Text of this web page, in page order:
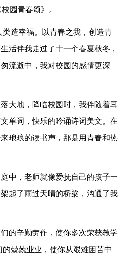
园青春颂》。
造幸福。以青春之我，创造青
活伴我走过了十一个春夏秋冬，
流逝中，我对校园的感情更深
大地，降临校园时，我伴随着耳
单词，快乐的吟诵诗词美文。在
琅琅的读书声，那是用青春和热
中，老师就像爱抚自己的孩子一
起了雨过天晴的桥梁，沟通了我
的辛勤劳作，使你多次荣获教学
兢兢业业，使你从艰难困苦中